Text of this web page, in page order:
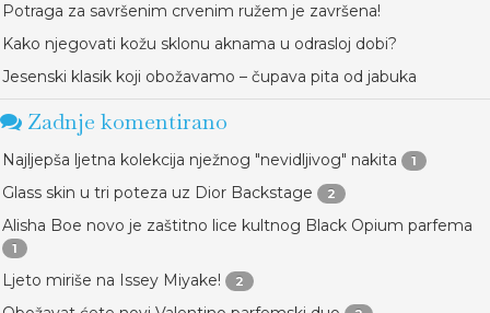
Potraga za savršenim crvenim ružem je završena!
Kako njegovati kožu sklonu aknama u odrasloj dobi?
Jesenski klasik koji obožavamo – čupava pita od jabuka
Zadnje komentirano
Najljepša ljetna kolekcija nježnog "nevidljivog" nakita 1
Glass skin u tri poteza uz Dior Backstage 2
Alisha Boe novo je zaštitno lice kultnog Black Opium parfema
1
Ljeto miriše na Issey Miyake! 2